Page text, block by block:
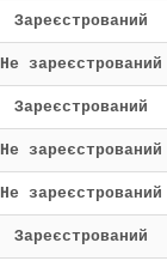
Зареєстрований
Не зареєстрований
Зареєстрований
Не зареєстрований
Не зареєстрований
Зареєстрований